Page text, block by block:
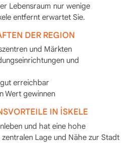
Lebensraum nur wenige
entfernt erwartet Sie.
DER REGION
und Märkten
und
erreichbar
Wert gewinnen
IN İSKELE
und hat eine hohe
Lage und Nähe zur Stadt